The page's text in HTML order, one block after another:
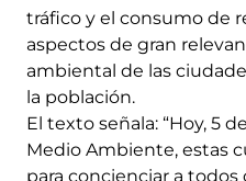
tráfico y el consumo de
aspectos de gran
ambiental de las
la población.
El texto señala: “Hoy, 5
Medio Ambiente, estas
para concienciar a